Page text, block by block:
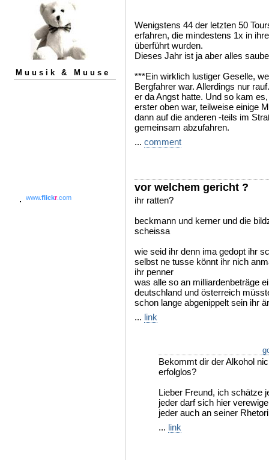
Muusik & Muuse
www.flickr.com
Wenigstens 44 der letzten 50
erfahren, die mindestens 1x in
überführt wurden.
Dieses Jahr ist ja aber alles
***Ein wirklich lustiger Geselle,
Bergfahrer war. Allerdings nur
er da Angst hatte. Und so kam
erster oben war, teilweise einige
dann auf die anderen -teils im
gemeinsam abzufahren.
... comment
vor welchem gericht ?
ihr ratten?
beckmann und kerner und die
scheissa
wie seid ihr denn ima gedopt ihr
selbst ne tusse könnt ihr nich
ihr penner
was alle so an milliardenbeträge
deutschland und österreich
schon lange abgenippelt sein ihr
... link
Bekommt dir der Alkohol
erfolglos?
Lieber Freund, ich schätze
jeder darf sich hier
jeder auch an seiner
... link